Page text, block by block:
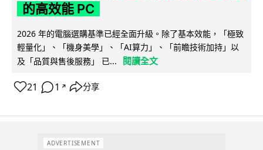
的高效能 PC
2026 年的電腦選購基準已經全面升級。除了基本效能，「極致
輕量化」、「機身美學」、「AI算力」、「前瞻技術加持」以
及「品質與售後服務」 已...
閱讀全文
21 1 ↗ 分享
ADVERTISEMENT